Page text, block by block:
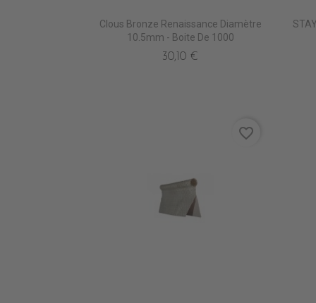
Clous Bronze Renaissance Diamètre
10.5mm - Boite De 1000
30,10 €
favorite_border